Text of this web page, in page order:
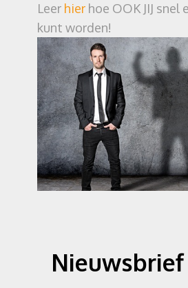
Leer hier hoe OOK JIJ snel
kunt worden!
Nieuwsbrief